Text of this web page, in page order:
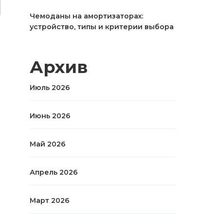
Чемоданы на амортизаторах:
устройство, типы и критерии выбора
Архив
Июль 2026
Июнь 2026
Май 2026
Апрель 2026
Март 2026